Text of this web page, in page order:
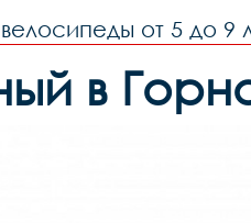
от 5 до 9
в